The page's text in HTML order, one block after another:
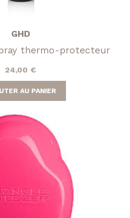
GHD
thermo-protecteur
24,00 €
AU PANIER